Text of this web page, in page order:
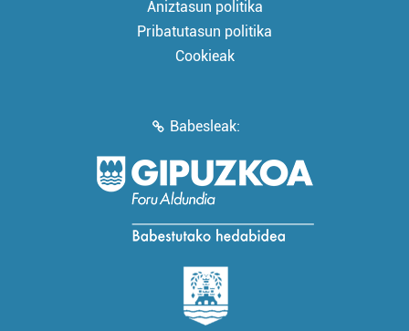
Aniztasun politika
Pribatutasun politika
Cookieak
Babesleak: